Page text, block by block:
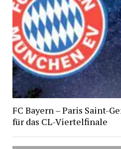
FC Bayern – Paris Saint-
für das CL-Viertelfinale